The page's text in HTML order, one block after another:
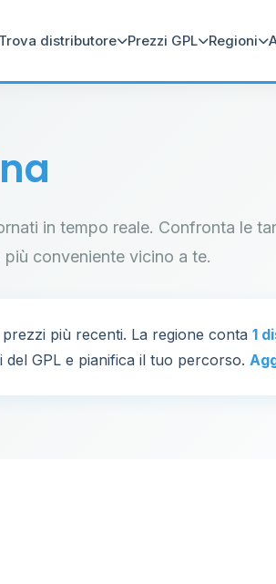
Trova distributore Prezzi GPL Regioni
in tempo reale. Confronta le
conveniente vicino a te.
più recenti. La regione conta 1
GPL e pianifica il tuo percorso.